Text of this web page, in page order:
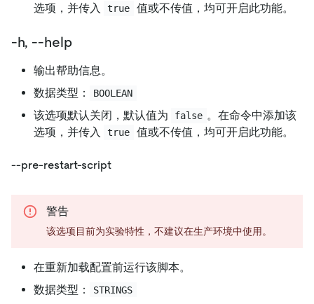
选项，并传入
true 值或不传值，均可开启此功能。
-h, --help
输出帮助信息。
数据类型：
BOOLEAN
该选项默认关闭，默认值为 false 。在命令中添加该
选项，并传入
true 值或不传值，均可开启此功能。
--pre-restart-script
警告
该选项目前为实验特性，不建议在生产环境中使用。
在重新加载配置前运行该脚本。
数据类型：
STRINGS